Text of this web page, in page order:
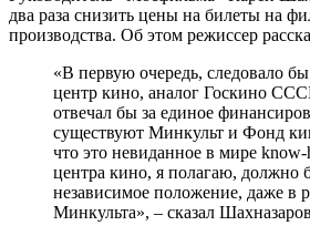
два раза снизить цены на билеты на
производства. Об этом режиссер
«В первую очередь, следовало
центр кино, аналог Госкино
отвечал бы за единое
существуют Минкульт и Фонд
что это невиданное в мире
центра кино, я полагаю, должно
независимое положение, даже в
Минкульта», – сказал